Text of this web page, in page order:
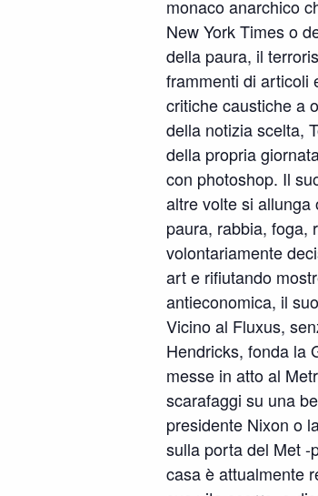
monaco anarchico
New York Times o
della paura, il
frammenti di articoli
critiche caustiche a
della notizia scelta,
della propria
con photoshop. Il
altre volte si allunga
paura, rabbia, foga,
volontariamente
art e rifiutando
antieconomica, il
Vicino al Fluxus,
Hendricks, fonda la
messe in atto al
scarafaggi su una
presidente Nixon o
sulla porta del Met -
casa è attualmente